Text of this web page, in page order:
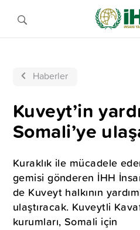
Haberler
Kuveyt’in
Somali’ye
Kuraklık ile mücadele
gemisi gönderen İHH
de Kuveyt halkının
ulaştıracak. Kuveytli
kurumları, Somali için